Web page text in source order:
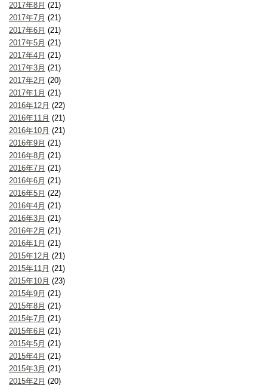
2017年8月 (21)
2017年7月 (21)
2017年6月 (21)
2017年5月 (21)
2017年4月 (21)
2017年3月 (21)
2017年2月 (20)
2017年1月 (21)
2016年12月 (22)
2016年11月 (21)
2016年10月 (21)
2016年9月 (21)
2016年8月 (21)
2016年7月 (21)
2016年6月 (21)
2016年5月 (22)
2016年4月 (21)
2016年3月 (21)
2016年2月 (21)
2016年1月 (21)
2015年12月 (21)
2015年11月 (21)
2015年10月 (23)
2015年9月 (21)
2015年8月 (21)
2015年7月 (21)
2015年6月 (21)
2015年5月 (21)
2015年4月 (21)
2015年3月 (21)
2015年2月 (20)